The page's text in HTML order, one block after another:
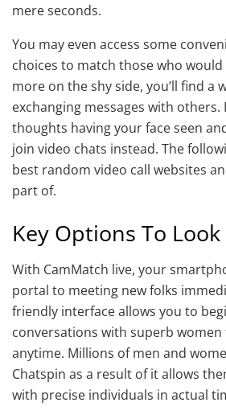
mere seconds.
You may even access some
choices to match those who would
more on the shy side, you’ll find a
exchanging messages with
thoughts having your face seen
join video chats instead. The
best random video call websites
part of.
Key Options To Look
With CamMatch live, your
portal to meeting new folks
friendly interface allows you to
conversations with superb women
anytime. Millions of men and
Chatspin as a result of it allows
with precise individuals in actual